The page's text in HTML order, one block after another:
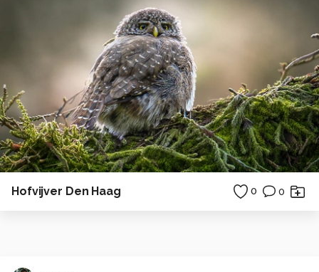
Hofvijver Den Haag 0 0